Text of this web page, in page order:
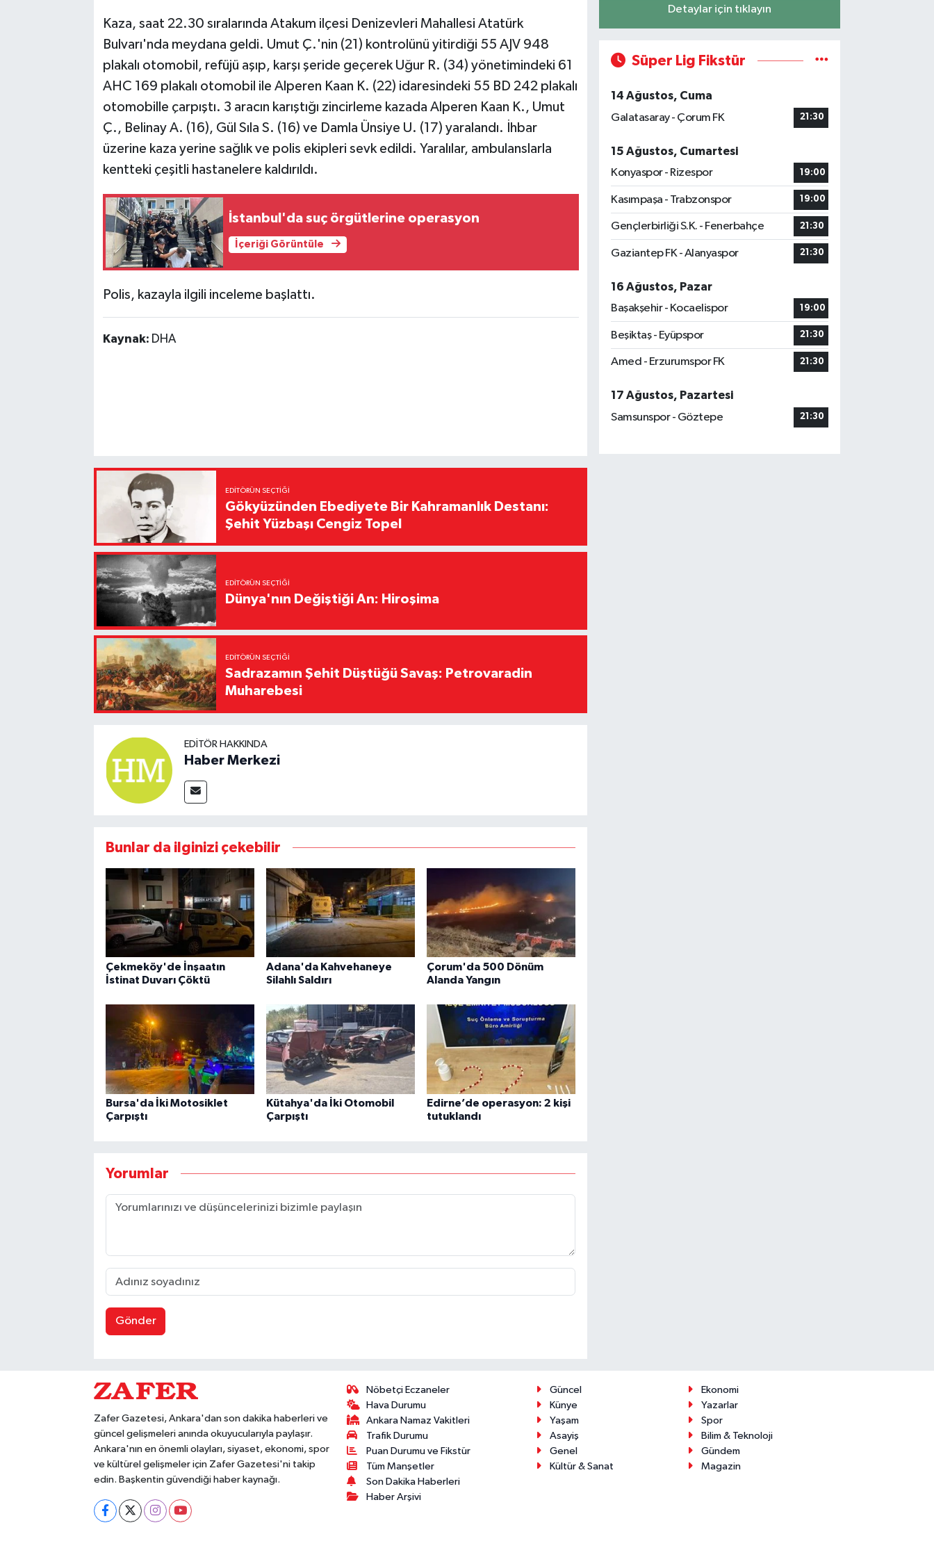
Kaza, saat 22.30 sıralarında Atakum ilçesi Denizevleri Mahallesi Atatürk
Bulvarı'nda meydana geldi. Umut Ç.'nin (21) kontrolünü yitirdiği 55 AJV 948
plakalı otomobil, refüjü aşıp, karşı şeride geçerek Uğur R. (34) yönetimindeki 61
AHC 169 plakalı otomobil ile Alperen Kaan K. (22) idaresindeki 55 BD 242 plakalı
otomobille çarpıştı. 3 aracın karıştığı zincirleme kazada Alperen Kaan K., Umut
Ç., Belinay A. (16), Gül Sıla S. (16) ve Damla Ünsiye U. (17) yaralandı. İhbar
üzerine kaza yerine sağlık ve polis ekipleri sevk edildi. Yaralılar, ambulanslarla
kentteki çeşitli hastanelere kaldırıldı.
İstanbul'da suç örgütlerine operasyon
İçeriği Görüntüle
Polis, kazayla ilgili inceleme başlattı.
Kaynak: DHA
EDITÖRÜN SEÇTIĞI
Gökyüzünden Ebediyete Bir Kahramanlık Destanı:
Şehit Yüzbaşı Cengiz Topel
EDITÖRÜN SEÇTIĞI
Dünya'nın Değiştiği An: Hiroşima
EDITÖRÜN SEÇTIĞI
Sadrazamın Şehit Düştüğü Savaş: Petrovaradin
Muharebesi
EDITÖR HAKKINDA
Haber Merkezi
Bunlar da ilginizi çekebilir
Çekmeköy'de İnşaatın
İstinat Duvarı Çöktü
Adana'da Kahvehaneye
Silahlı Saldırı
Çorum'da 500 Dönüm
Alanda Yangın
Bursa'da İki Motosiklet
Çarpıştı
Kütahya'da İki Otomobil
Çarpıştı
Edirne’de operasyon: 2 kişi
tutuklandı
Yorumlar
Gönder
Detaylar için tıklayın
Süper Lig Fikstür
14 Ağustos, Cuma
Galatasaray - Çorum FK
21:30
15 Ağustos, Cumartesi
Konyaspor - Rizespor
19:00
Kasımpaşa - Trabzonspor 19:00
Gençlerbirliği S.K. - Fenerbahçe 21:30
Gaziantep FK - Alanyaspor 21:30
16 Ağustos, Pazar
Başakşehir - Kocaelispor
19:00
Beşiktaş - Eyüpspor 21:30
Amed - Erzurumspor FK 21:30
17 Ağustos, Pazartesi
Samsunspor - Göztepe
21:30
Zafer Gazetesi, Ankara'dan son dakika haberleri ve
güncel gelişmeleri anında okuyucularıyla paylaşır.
Ankara'nın en önemli olayları, siyaset, ekonomi, spor
ve kültürel gelişmeler için Zafer Gazetesi'ni takip
edin. Başkentin güvendiği haber kaynağı.
Nöbetçi Eczaneler
Hava Durumu
Ankara Namaz Vakitleri
Trafik Durumu
Puan Durumu ve Fikstür
Tüm Manşetler
Son Dakika Haberleri
Haber Arşivi
Güncel
Ekonomi
Künye
Yazarlar
Yaşam
Spor
Asayiş
Bilim & Teknoloji
Genel
Gündem
Kültür & Sanat
Magazin